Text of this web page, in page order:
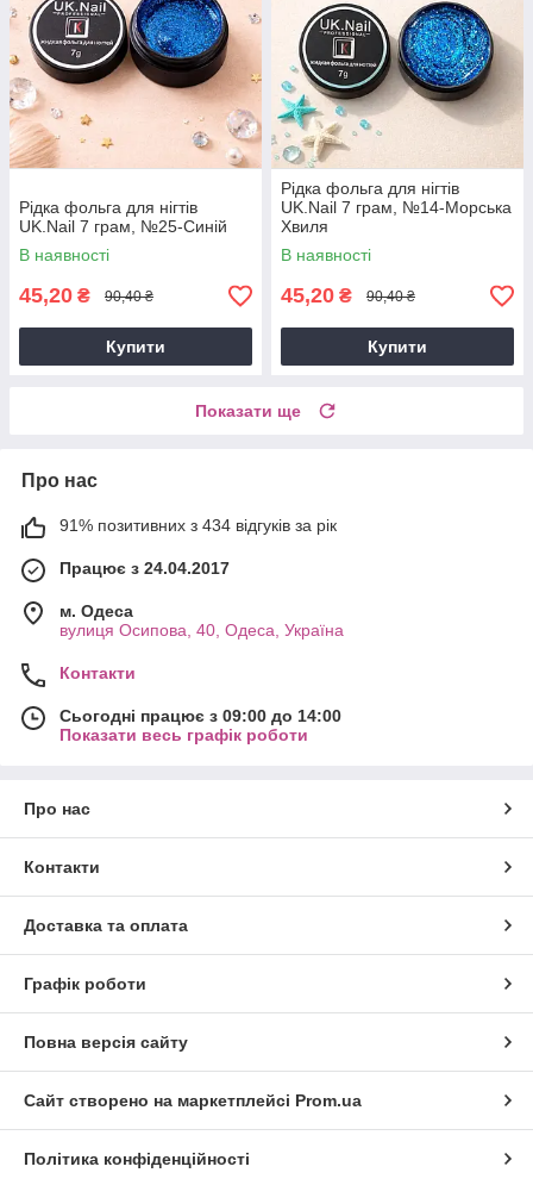
Рідка фольга для нігтів
UK.Nail 7 грам, №25-Синій
В наявності
45,20 ₴ 90,40 ₴
Купити
Рідка фольга для нігтів
UK.Nail 7 грам, №14-Морська
Хвиля
В наявності
45,20 ₴ 90,40 ₴
Купити
Показати ще
Про нас
91% позитивних з 434 відгуків за рік
Працює з 24.04.2017
м. Одеса
вулиця Осипова, 40, Одеса, Україна
Контакти
Сьогодні працює з 09:00 до 14:00
Показати весь графік роботи
Про нас
Контакти
Доставка та оплата
Графік роботи
Повна версія сайту
Сайт створено на маркетплейсі Prom.ua
Політика конфіденційності